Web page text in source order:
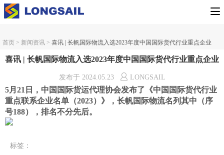
首页 > 新闻资讯 > 喜讯 | 长帆国际物流入选2023年度中国国际货代行业重点企业
喜讯 | 长帆国际物流入选2023年度中国国际货代行业重点企业
发布于 2024.05.23 LONGSAIL
5月21日，中国国际货运代理协会发布了《中国国际货代行业
重点联系企业名单（2023）》，长帆国际物流名列其中（序
号188），排名不分先后。
标签 ：